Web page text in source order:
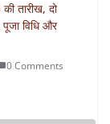
तारीख, दो
पूजा विधि और
0 Comments